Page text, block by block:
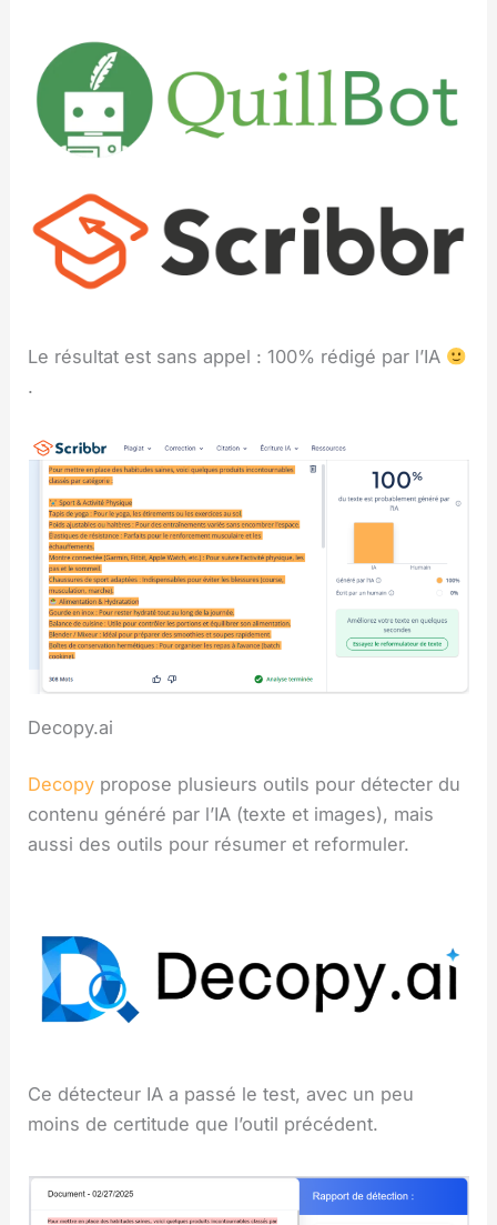
Le résultat est sans appel : 100% rédigé par l’IA
.
Decopy.ai
Decopy propose plusieurs outils pour détecter du
contenu généré par l’IA (texte et images), mais
aussi des outils pour résumer et reformuler.
Ce détecteur IA a passé le test, avec un peu
moins de certitude que l’outil précédent.